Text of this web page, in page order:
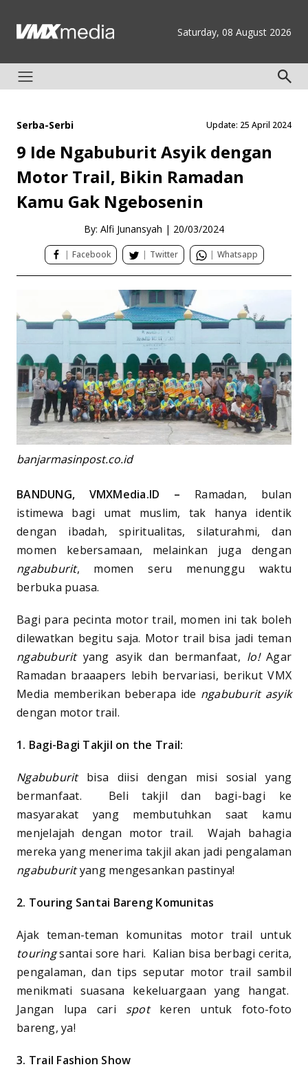
Saturday, 08 August 2026
Serba-Serbi Update: 25 April 2024
9 Ide Ngabuburit Asyik dengan
Motor Trail, Bikin Ramadan
Kamu Gak Ngebosenin
By: Alfi Junansyah | 20/03/2024
| Facebook | Twitter | Whatsapp
banjarmasinpost.co.id
BANDUNG, VMXMedia.ID – Ramadan, bulan
istimewa bagi umat muslim, tak hanya identik
dengan ibadah, spiritualitas, silaturahmi, dan
momen kebersamaan, melainkan juga dengan
ngabuburit, momen seru menunggu waktu
berbuka puasa.
Bagi para pecinta motor trail, momen ini tak boleh
dilewatkan begitu saja. Motor trail bisa jadi teman
ngabuburit yang asyik dan bermanfaat, lo!Agar
Ramadan braaapers lebih bervariasi, berikut VMX
Media memberikan beberapa ide ngabuburit asyik
dengan motor trail.
1. Bagi-Bagi Takjil on the Trail:
Ngabuburitbisa diisi dengan misi sosial yang
bermanfaat. Beli takjil dan bagi-bagi ke
masyarakat yang membutuhkan saat kamu
menjelajah dengan motor trail. Wajah bahagia
mereka yang menerima takjil akan jadi pengalaman
ngabuburityang mengesankan pastinya!
2. Touring Santai Bareng Komunitas
Ajak teman-teman komunitas motor trail untuk
touringsantai sore hari. Kalian bisa berbagi cerita,
pengalaman, dan tips seputar motor trail sambil
menikmati suasana kekeluargaan yang hangat.
Jangan lupa cari spotkeren untuk foto-foto
bareng, ya!
3. Trail Fashion Show